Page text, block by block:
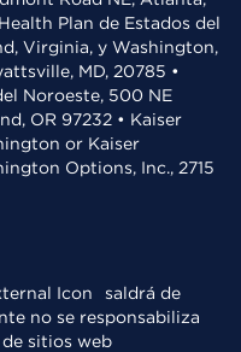
Plan de Estados del
Virginia, y Washington,
MD, 20785 •
Noroeste, 500 NE
OR 97232 • Kaiser
or Kaiser
Options, Inc., 2715
saldrá de
no se responsabiliza
sitios web